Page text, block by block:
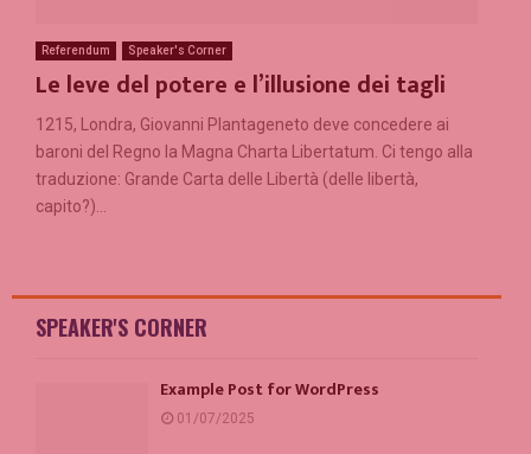
Referendum Speaker's Corner
Le leve del potere e l’illusione dei tagli
1215, Londra, Giovanni Plantageneto deve concedere ai
baroni del Regno la Magna Charta Libertatum. Ci tengo alla
traduzione: Grande Carta delle Libertà (delle libertà,
capito?)...
SPEAKER'S CORNER
Example Post for WordPress
01/07/2025